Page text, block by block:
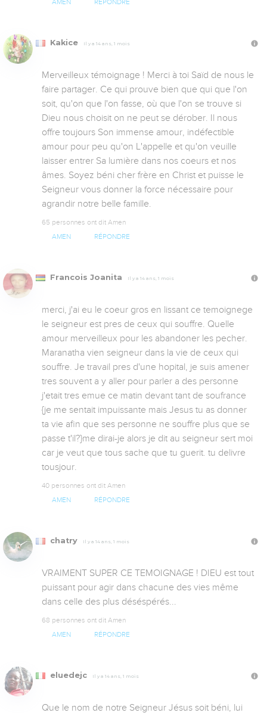
AMEN RÉPONDRE
Kakice Il y a 14 ans, 1 mois
Merveilleux témoignage ! Merci à toi Saïd de nous le
faire partager. Ce qui prouve bien que qui que l'on
soit, qu'on que l'on fasse, où que l'on se trouve si
Dieu nous choisit on ne peut se dérober. Il nous
offre toujours Son immense amour, indéfectible
amour pour peu qu'on L'appelle et qu'on veuille
laisser entrer Sa lumière dans nos coeurs et nos
âmes. Soyez béni cher frère en Christ et puisse le
Seigneur vous donner la force nécessaire pour
agrandir notre belle famille.
65 personnes ont dit Amen
AMEN RÉPONDRE
Francois Joanita Il y a 14 ans, 1 mois
merci, j'ai eu le coeur gros en lissant ce temoignege
le seigneur est pres de ceux qui souffre. Quelle
amour merveilleux pour les abandoner les pecher.
Maranatha vien seigneur dans la vie de ceux qui
souffre. Je travail pres d'une hopital, je suis amener
tres souvent a y aller pour parler a des personne
j'etait tres emue ce matin devant tant de soufrance
{je me sentait impuissante mais Jesus tu as donner
ta vie afin que ses personne ne souffre plus que se
passe t'il?}me dirai-je alors je dit au seigneur sert moi
car je veut que tous sache que tu guerit. tu delivre
tousjour.
40 personnes ont dit Amen
AMEN RÉPONDRE
chatry Il y a 14 ans, 1 mois
VRAIMENT SUPER CE TEMOIGNAGE ! DIEU est tout
puissant pour agir dans chacune des vies même
dans celle des plus déséspérés...
68 personnes ont dit Amen
AMEN RÉPONDRE
eluedejc Il y a 14 ans, 1 mois
Que le nom de notre Seigneur Jésus soit béni, lui